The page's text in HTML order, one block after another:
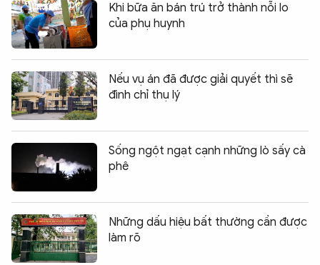
Khi bữa ăn bán trú trở thành nỗi lo
của phụ huynh
Nếu vụ án đã được giải quyết thì sẽ
đình chỉ thụ lý
Sống ngột ngạt cạnh những lò sấy cà
phê
Những dấu hiệu bất thường cần được
làm rõ